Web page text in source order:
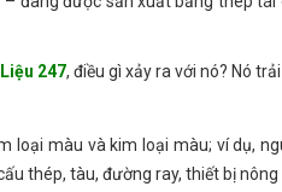
247, điều gì xảy ra với nó? Nó
màu và kim loại màu; ví dụ,
thép, tàu, đường ray, thiết bị